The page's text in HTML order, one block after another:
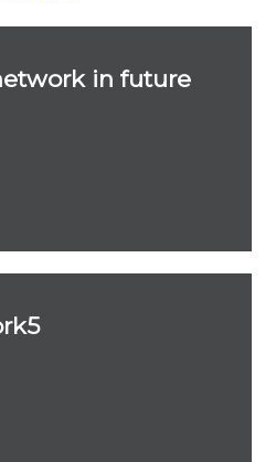
in future